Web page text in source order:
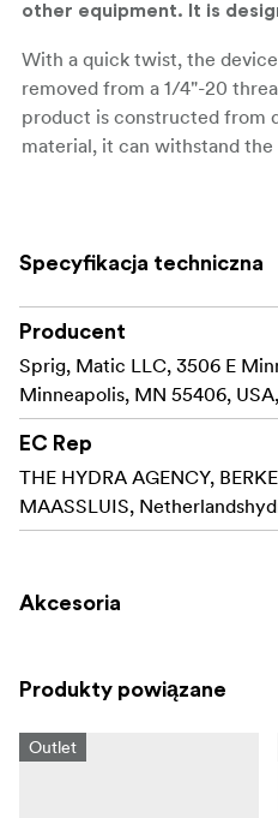
other equipment. It is
With a quick twist, the
removed from a 1/4"-20
product is constructed from
material, it can withstand
equipment. The patent-
flexible thread for a
keeps you in control
becomes hectic.
Sprig models the
and can with a simple
The flexible sprig can
hurry aswell due to the
Sprig is injection
Specyfikacja techniczna
Producent
Sprig, Matic LLC, 3506 E
Minneapolis, MN 55406,
EC Rep
THE HYDRA AGENCY,
MAASSLUIS,
Akcesoria
Produkty powiązane
Outlet